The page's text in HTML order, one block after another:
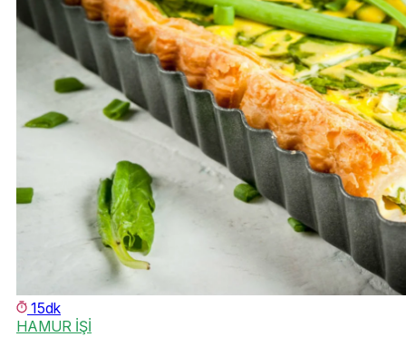
15dk
HAMUR İŞİ